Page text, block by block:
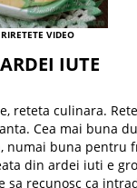
RETETE VIDEO
IUTE
reteta culinara.
Cea mai buna
numai buna pentru
din ardei iuti e
sa recunosc ca